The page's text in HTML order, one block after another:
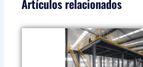
Artículos relacionados